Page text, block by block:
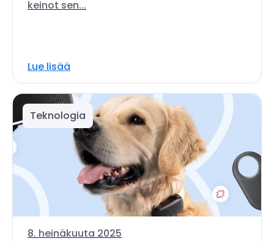
keinot sen...
Lue lisää
Teknologia
8. heinäkuuta 2025